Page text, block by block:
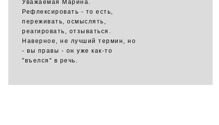
Уважаемая Марина.
Рефлексировать - то есть,
переживать, осмыслять,
реагировать, отзываться.
Наверное, не лучший термин, но
- вы правы - он уже как-то
"въелся" в речь.